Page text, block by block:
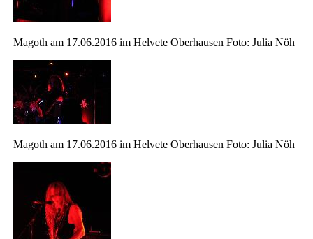
Magoth am 17.06.2016 im Helvete Oberhausen Foto: Julia Nöh
Magoth am 17.06.2016 im Helvete Oberhausen Foto: Julia Nöh